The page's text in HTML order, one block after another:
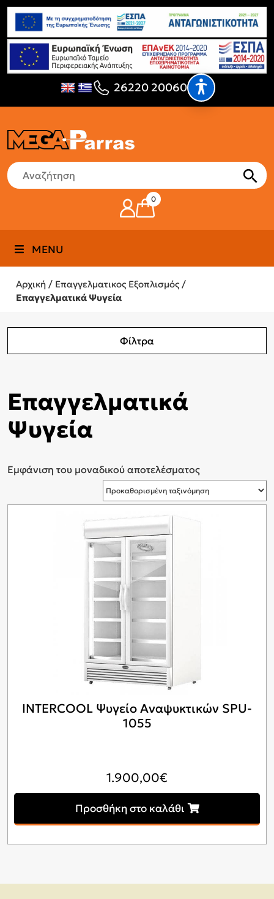
26220 20060
0
MENU
Αρχική / Επαγγελματικος Εξοπλισμός /
Επαγγελματικά Ψυγεία
Φίλτρα
Επαγγελματικά
Ψυγεία
Εμφάνιση του μοναδικού αποτελέσματος
INTERCOOL Ψυγείο Αναψυκτικών SPU-
1055
1.900,00€
Προσθήκη στο καλάθι